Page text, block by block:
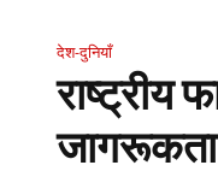
देश-दुनियाँ
राष्ट्रीय
जागरूकता